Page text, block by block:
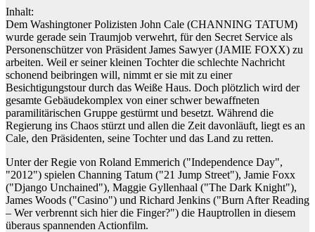
Inhalt:
Dem Washingtoner Polizisten John Cale (CHANNING TATUM)
wurde gerade sein Traumjob verwehrt, für den Secret Service als
Personenschützer von Präsident James Sawyer (JAMIE FOXX) zu
arbeiten. Weil er seiner kleinen Tochter die schlechte Nachricht
schonend beibringen will, nimmt er sie mit zu einer
Besichtigungstour durch das Weiße Haus. Doch plötzlich wird der
gesamte Gebäudekomplex von einer schwer bewaffneten
paramilitärischen Gruppe gestürmt und besetzt. Während die
Regierung ins Chaos stürzt und allen die Zeit davonläuft, liegt es an
Cale, den Präsidenten, seine Tochter und das Land zu retten.
Unter der Regie von Roland Emmerich ("Independence Day",
"2012") spielen Channing Tatum ("21 Jump Street"), Jamie Foxx
("Django Unchained"), Maggie Gyllenhaal ("The Dark Knight"),
James Woods ("Casino") und Richard Jenkins ("Burn After Reading
– Wer verbrennt sich hier die Finger?") die Hauptrollen in diesem
überaus spannenden Actionfilm.